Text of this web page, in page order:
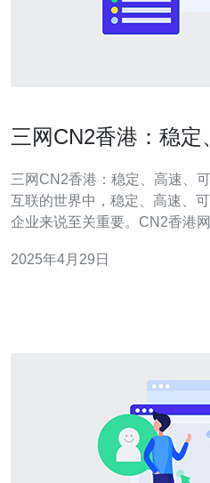
三网CN2香港：稳定
三网CN2香港：稳定、高速、可靠的网
互联的世界中，稳定、高速、
企业来说至关重要。CN2香港
CN2香港网络是一种基于中国
2025年4月29日